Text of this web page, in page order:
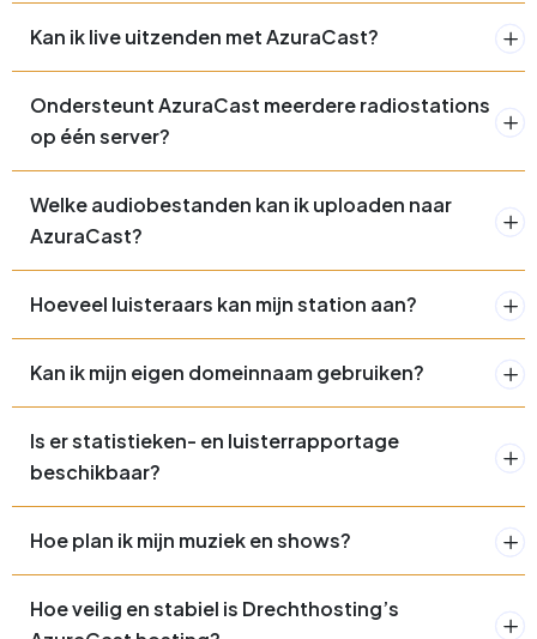
Kan ik live uitzenden met AzuraCast?
Ondersteunt AzuraCast meerdere radiostations
op één server?
Welke audiobestanden kan ik uploaden naar
AzuraCast?
Hoeveel luisteraars kan mijn station aan?
Kan ik mijn eigen domeinnaam gebruiken?
Is er statistieken- en luisterrapportage
beschikbaar?
Hoe plan ik mijn muziek en shows?
Hoe veilig en stabiel is Drechthosting’s